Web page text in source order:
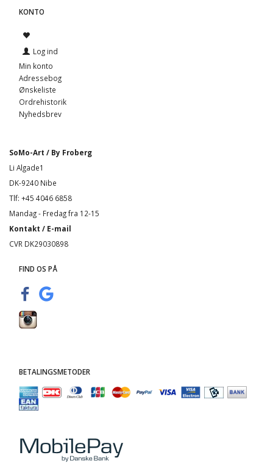
KONTO
Log ind
Min konto
Adressebog
Ønskeliste
Ordrehistorik
Nyhedsbrev
SoMo-Art / By Froberg
Li Algade1
DK-9240 Nibe
Tlf: +45 4046 6858
Mandag - Fredag fra 12-15
Kontakt / E-mail
CVR DK29030898
FIND OS PÅ
BETALINGSMETODER